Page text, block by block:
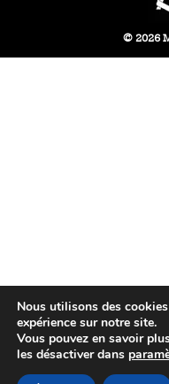
© 2026
Nous utilisons des
expérience sur notre site.
Vous pouvez en savoir
les désactiver dans